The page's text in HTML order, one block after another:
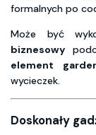
formalnych po
Może być
biznesowy
element
wycieczek.
Doskonały